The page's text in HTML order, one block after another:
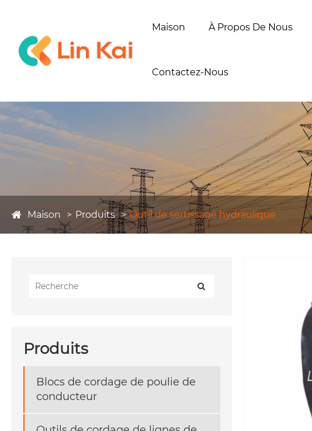
Maison À Propos De Nous
Contactez-Nous
Maison Produits Outil de sertissage hydraulique
Produits
Blocs de cordage de poulie de
conducteur